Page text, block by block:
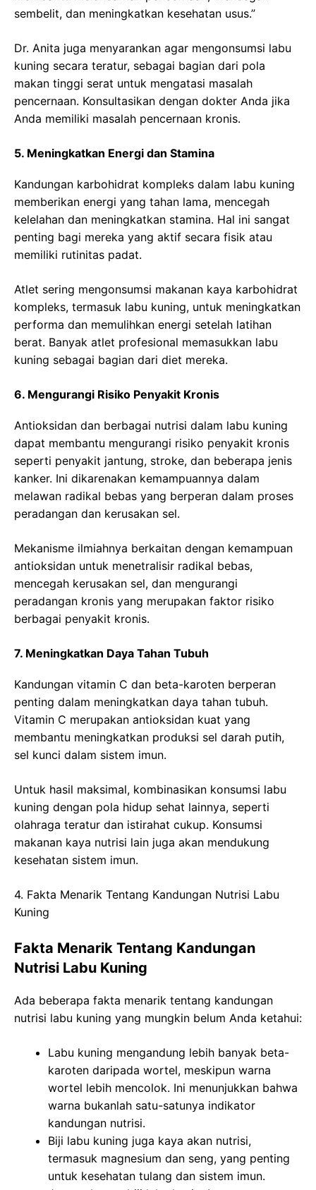
sembelit, dan meningkatkan kesehatan usus.”
Dr. Anita juga menyarankan agar mengonsumsi labu
kuning secara teratur, sebagai bagian dari pola
makan tinggi serat untuk mengatasi masalah
pencernaan. Konsultasikan dengan dokter Anda jika
Anda memiliki masalah pencernaan kronis.
5. Meningkatkan Energi dan Stamina
Kandungan karbohidrat kompleks dalam labu kuning
memberikan energi yang tahan lama, mencegah
kelelahan dan meningkatkan stamina. Hal ini sangat
penting bagi mereka yang aktif secara fisik atau
memiliki rutinitas padat.
Atlet sering mengonsumsi makanan kaya karbohidrat
kompleks, termasuk labu kuning, untuk meningkatkan
performa dan memulihkan energi setelah latihan
berat. Banyak atlet profesional memasukkan labu
kuning sebagai bagian dari diet mereka.
6. Mengurangi Risiko Penyakit Kronis
Antioksidan dan berbagai nutrisi dalam labu kuning
dapat membantu mengurangi risiko penyakit kronis
seperti penyakit jantung, stroke, dan beberapa jenis
kanker. Ini dikarenakan kemampuannya dalam
melawan radikal bebas yang berperan dalam proses
peradangan dan kerusakan sel.
Mekanisme ilmiahnya berkaitan dengan kemampuan
antioksidan untuk menetralisir radikal bebas,
mencegah kerusakan sel, dan mengurangi
peradangan kronis yang merupakan faktor risiko
berbagai penyakit kronis.
7. Meningkatkan Daya Tahan Tubuh
Kandungan vitamin C dan beta-karoten berperan
penting dalam meningkatkan daya tahan tubuh.
Vitamin C merupakan antioksidan kuat yang
membantu meningkatkan produksi sel darah putih,
sel kunci dalam sistem imun.
Untuk hasil maksimal, kombinasikan konsumsi labu
kuning dengan pola hidup sehat lainnya, seperti
olahraga teratur dan istirahat cukup. Konsumsi
makanan kaya nutrisi lain juga akan mendukung
kesehatan sistem imun.
4. Fakta Menarik Tentang Kandungan Nutrisi Labu
Kuning
Fakta Menarik Tentang Kandungan
Nutrisi Labu Kuning
Ada beberapa fakta menarik tentang kandungan
nutrisi labu kuning yang mungkin belum Anda ketahui:
Labu kuning mengandung lebih banyak beta-
karoten daripada wortel, meskipun warna
wortel lebih mencolok. Ini menunjukkan bahwa
warna bukanlah satu-satunya indikator
kandungan nutrisi.
Biji labu kuning juga kaya akan nutrisi,
termasuk magnesium dan seng, yang penting
untuk kesehatan tulang dan sistem imun.